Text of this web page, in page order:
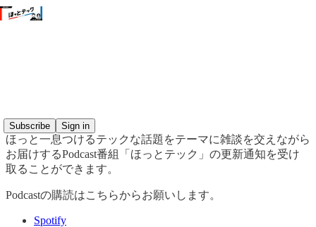
Subscribe Sign in
ほっと一息つけるテックな話題をテーマに雑談を交えながら
お届けするPodcast番組「ほっとテック」の更新通知を受け
取ることができます。
Podcastの購読はこちらからお願いします。
Spotify